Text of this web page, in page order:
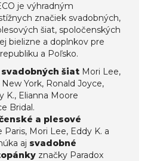
je výhradným
značiek svadobných,
šiat, spoločenských
bielizne a doplnkov pre
a Poľsko.
svadobných šiat Mori Lee,
York, Ronald Joyce,
K., Elianna Moore
Bridal.
a plesové
Paris, Mori Lee, Eddy K. a
aj svadobné
značky Paradox